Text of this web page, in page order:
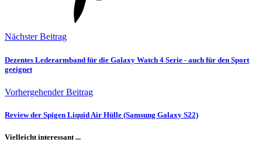
Nächster Beitrag
Dezentes Lederarmband für die Galaxy Watch 4 Serie - auch für den Sport
geeignet
Vorhergehender Beitrag
Review der Spigen Liquid Air Hülle (Samsung Galaxy S22)
Vielleicht interessant ...